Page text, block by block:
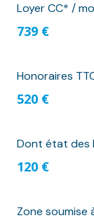
Loyer CC* /
739 €
Honoraires
520 €
Dont état des
120 €
Zone soumise